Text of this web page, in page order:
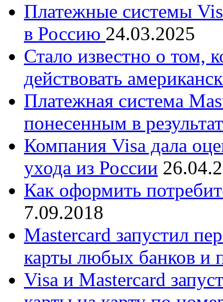
Платежные системы
в Россию 24.03.2025
Стало известно о том,
действовать
Платежная система
понесенным в
Компания Visa дала
ухода из России
Как оформить
7.09.2018
Mastercard запустил
карты любых банков и
Visa и Mastercard